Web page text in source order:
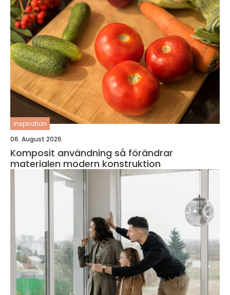
inspiration
06. August 2026
Komposit användning så förändrar
materialen modern konstruktion